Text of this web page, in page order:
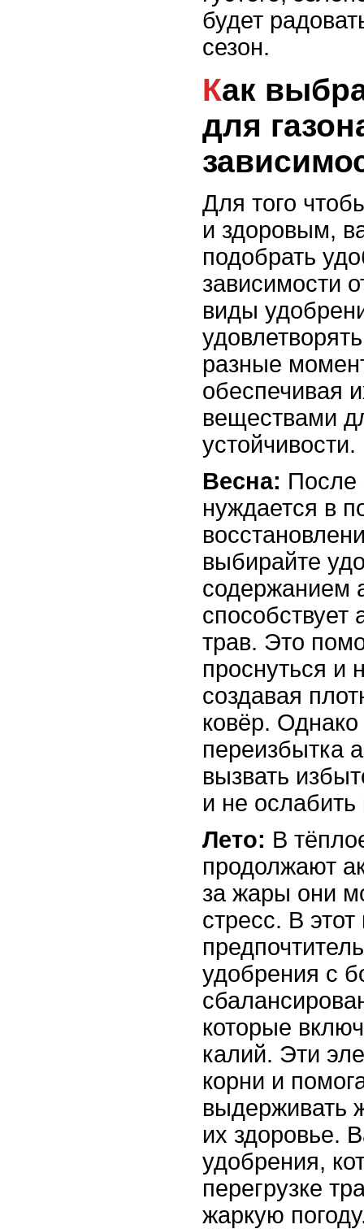
будет
сезон.
Как выбрать удобрения
для
Для того
и здоровым,
подобрать
зависимости
виды
разные
обеспечивая
веществами
устойчивости.
Весна: После
нуждается в
выбирайте
содержанием
способствует
трав. Это
проснуться и
создавая
ковёр. Однако
переизбытка
вызвать
и не
Лето: В
продолжают
за жары они
стресс. В
удобрения с
которые
калий. Эти
корни и
выдерживать
их здоровье.
удобрения,
перегрузке
жаркую